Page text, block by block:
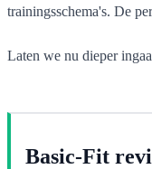
trainingsschema's. De
Laten we nu dieper
Basic-Fit